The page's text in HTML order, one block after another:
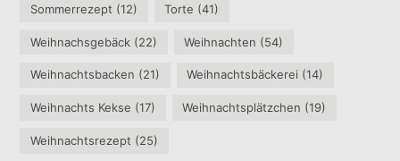
Sommerrezept (12) Torte (41)
Weihnachsgebäck (22) Weihnachten (54)
Weihnachtsbacken (21) Weihnachtsbäckerei (14)
Weihnachts Kekse (17) Weihnachtsplätzchen (19)
Weihnachtsrezept (25)